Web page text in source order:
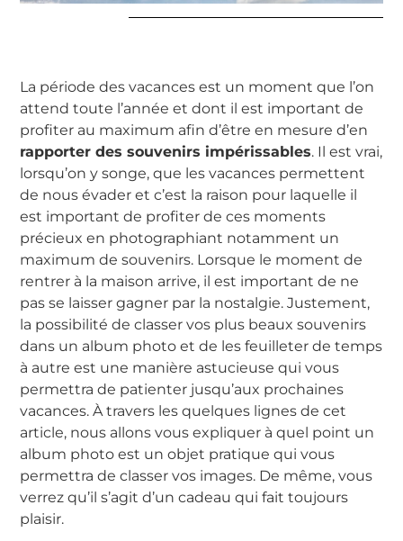
La période des vacances est un moment que l’on
attend toute l’année et dont il est important de
profiter au maximum afin d’être en mesure d’en
rapporter des souvenirs impérissables. Il est vrai,
lorsqu’on y songe, que les vacances permettent
de nous évader et c’est la raison pour laquelle il
est important de profiter de ces moments
précieux en photographiant notamment un
maximum de souvenirs. Lorsque le moment de
rentrer à la maison arrive, il est important de ne
pas se laisser gagner par la nostalgie. Justement,
la possibilité de classer vos plus beaux souvenirs
dans un album photo et de les feuilleter de temps
à autre est une manière astucieuse qui vous
permettra de patienter jusqu’aux prochaines
vacances. À travers les quelques lignes de cet
article, nous allons vous expliquer à quel point un
album photo est un objet pratique qui vous
permettra de classer vos images. De même, vous
verrez qu’il s’agit d’un cadeau qui fait toujours
plaisir.